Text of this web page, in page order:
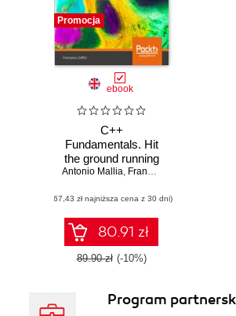
Promocja
ebook
C++
Fundamentals. Hit
the ground running
with C++, the
supports tech
giants globally
Antonio Mallia, Francesco Zoffoli
(67,43 zł najniższa cena z 30 dni)
80.91 zł
89.90 zł (-10%)
Program